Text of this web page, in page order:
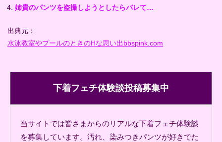
姉貴のパンツを盗撮しようとしたらバレて…
出典元：
水泳教室やプールのときのHな思い出bbspink.com
下着フェチ体験談投稿募集中
当サイトでは皆さまからのリアルな下着フェチ体験談
を募集しています。汚れ、染みつきパンツが好きでた